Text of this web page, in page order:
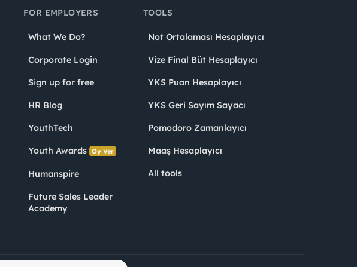
FOR EMPLOYERS
What We Do?
Corporate Login
Sign up for free
HR Blog
YouthTech
Youth Awards Oy Ver
Humanspire
Future Sales Leader
Academy
TOOLS
Not Ortalaması Hesaplayıcı
Vize Final Büt Hesaplayıcı
YKS Puan Hesaplayıcı
YKS Geri Sayım Sayacı
Pomodoro Zamanlayıcı
Maaş Hesaplayıcı
All tools